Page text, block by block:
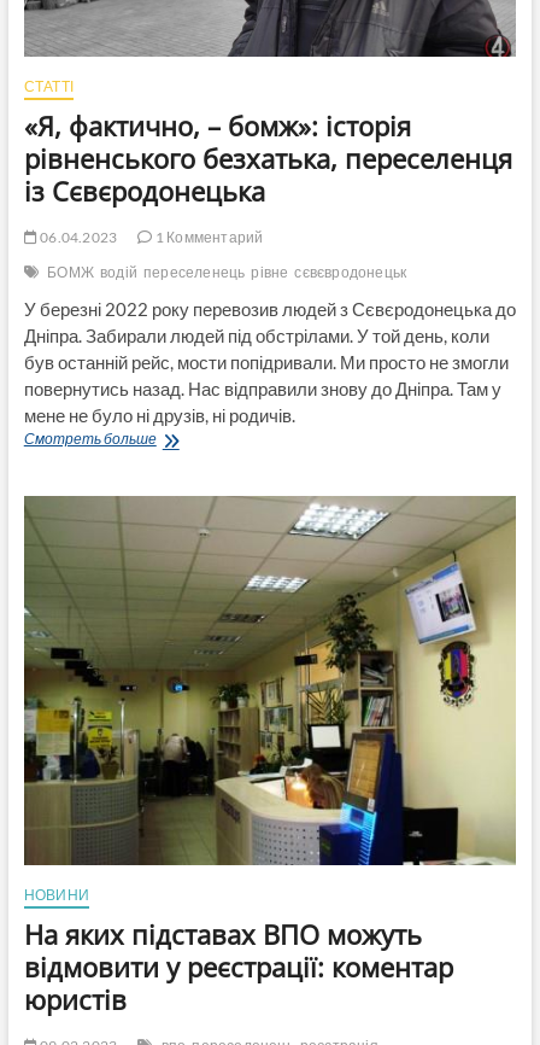
СТАТТІ
«Я, фактично, – бомж»: історія
рівненського безхатька, переселенця
із Сєвєродонецька
06.04.2023
1 Комментарий
БОМЖ водій переселенець рівне сєвєвродонецьк
У березні 2022 року перевозив людей з Сєвєродонецька до
Дніпра. Забирали людей під обстрілами. У той день, коли
був останній рейс, мости попідривали. Ми просто не змогли
повернутись назад. Нас відправили знову до Дніпра. Там у
мене не було ні друзів, ні родичів.
Смотреть больше«Я,
історія
рівненського
безхатька,
переселенця
Сєвєродонецька
НОВИНИ
На яких підставах ВПО можуть
відмовити у реєстрації: коментар
юристів